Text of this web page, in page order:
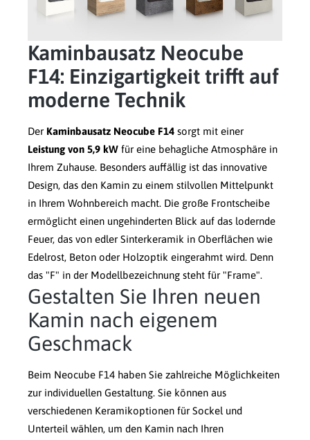
Kaminbausatz Neocube
F14: Einzigartigkeit trifft auf
moderne Technik
Der Kaminbausatz Neocube F14 sorgt mit einer
Leistung von 5,9 kW für eine behagliche Atmosphäre in
Ihrem Zuhause. Besonders auffällig ist das innovative
Design, das den Kamin zu einem stilvollen Mittelpunkt
in Ihrem Wohnbereich macht. Die große Frontscheibe
ermöglicht einen ungehinderten Blick auf das lodernde
Feuer, das von edler Sinterkeramik in Oberflächen wie
Edelrost, Beton oder Holzoptik eingerahmt wird. Denn
das "F" in der Modellbezeichnung steht für "Frame".
Gestalten Sie Ihren neuen
Kamin nach eigenem
Geschmack
Beim Neocube F14 haben Sie zahlreiche Möglichkeiten
zur individuellen Gestaltung. Sie können aus
verschiedenen Keramikoptionen für Sockel und
Unterteil wählen, um den Kamin nach Ihren